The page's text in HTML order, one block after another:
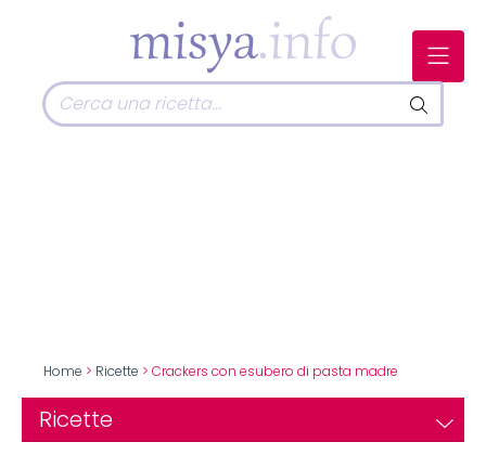
Home > Ricette > Crackers con esubero di pasta madre
Ricette